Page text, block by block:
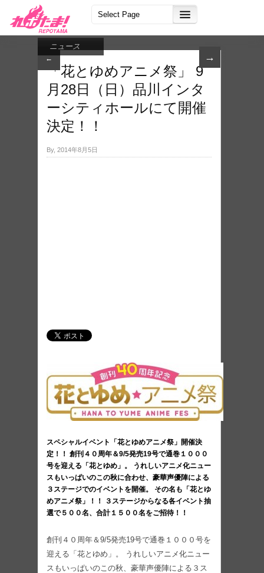
← →
ニュース
「花とゆめアニメ祭」 9
月28日（日）品川インタ
ーシティホールにて開催
決定！！
By, 2014年8月5日
スペシャルイベント「花とゆめアニメ祭」開催決
定！！ 創刊４０周年＆9/5発売19号で通巻１０００
号を迎える「花とゆめ」。 うれしいアニメ化ニュー
スもいっぱいのこの秋に合わせ、豪華声優陣による
３ステージでのイベントを開催。 その名も「花とゆ
めアニメ祭」！！ ３ステージからなる各イベント抽
選で５００名、合計１５００名をご招待！！
創刊４０周年＆9/5発売19号で通巻１０００号を
迎える「花とゆめ」。 うれしいアニメ化ニュー
スもいっぱいのこの秋、豪華声優陣による３ス